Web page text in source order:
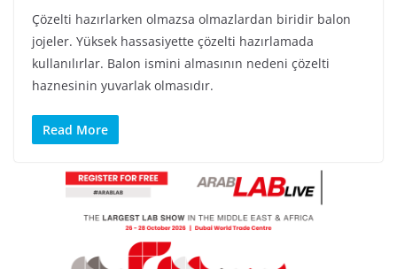
Çözelti hazırlarken olmazsa olmazlardan biridir balon
jojeler. Yüksek hassasiyette çözelti hazırlamada
kullanılırlar. Balon ismini almasının nedeni çözelti
haznesinin yuvarlak olmasıdır.
Read More